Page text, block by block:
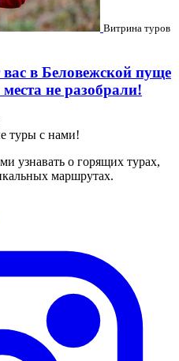
Витрина туров
в Беловежской пуще
не разобрали!
туры с нами!
узнавать о горящих турах,
маршрутах.